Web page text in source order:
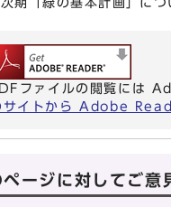
ファイルの閲覧には
サイトから Adobe
ページに対してご意